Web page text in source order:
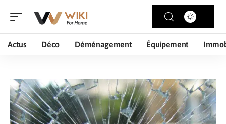
Actus Déco Déménagement Équipement